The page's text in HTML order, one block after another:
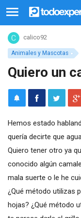
Animales y Mascotas
calico92
Quiero un
Hemos estado
quería decirte que
Quiero tener otro ya
conocido algún
mala suerte o le he
¿Qué método utilizas
hojas? ¿Qué método